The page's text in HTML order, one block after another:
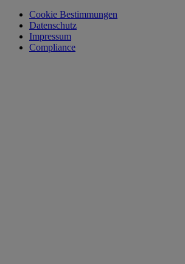
Cookie Bestimmungen
Datenschutz
Impressum
Compliance